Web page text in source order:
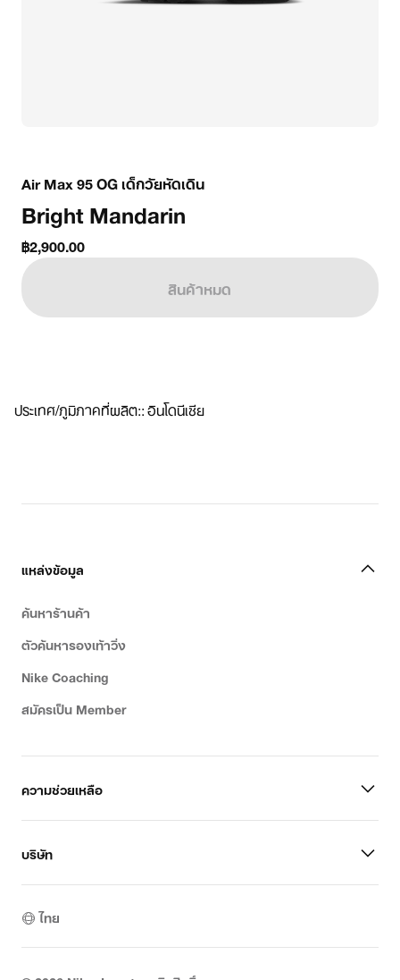
Air Max 95 OG เด็กวัยหัดเดิน
Bright Mandarin
฿2,900.00
สินค้าหมด
ประเทศ/ภูมิภาคที่ผลิต::อินโดนีเซีย
แหล่งข้อมูล
ค้นหาร้านค้า
ตัวค้นหารองเท้าวิ่ง
Nike Coaching
สมัครเป็น Member
ความช่วยเหลือ
บริษัท
ไทย